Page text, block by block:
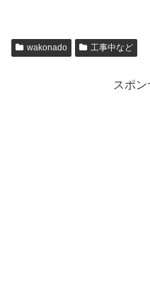
wakonado 工事中など
スポン